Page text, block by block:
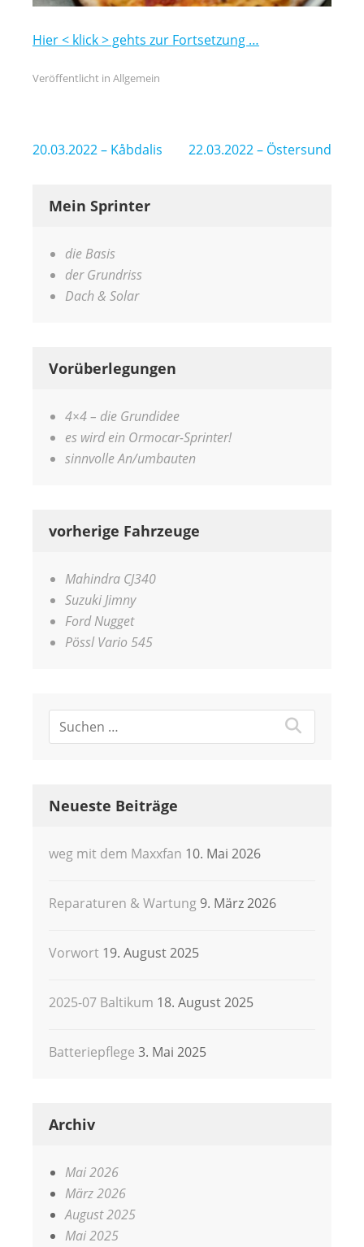
Hier < klick > gehts zur Fortsetzung …
Veröffentlicht in Allgemein
Beitragsnavigation
20.03.2022 – Kåbdalis 22.03.2022 – Östersund
Mein Sprinter
die Basis
der Grundriss
Dach & Solar
Vorüberlegungen
4×4 – die Grundidee
es wird ein Ormocar-Sprinter!
sinnvolle An/umbauten
vorherige Fahrzeuge
Mahindra CJ340
Suzuki Jimny
Ford Nugget
Pössl Vario 545
Neueste Beiträge
weg mit dem Maxxfan 10. Mai 2026
Reparaturen & Wartung 9. März 2026
Vorwort 19. August 2025
2025-07 Baltikum 18. August 2025
Batteriepflege 3. Mai 2025
Archiv
Mai 2026
März 2026
August 2025
Mai 2025